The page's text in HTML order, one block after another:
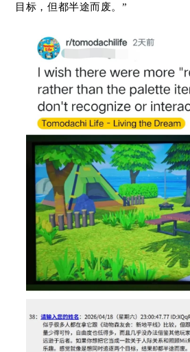
目标，但都半途而废。”